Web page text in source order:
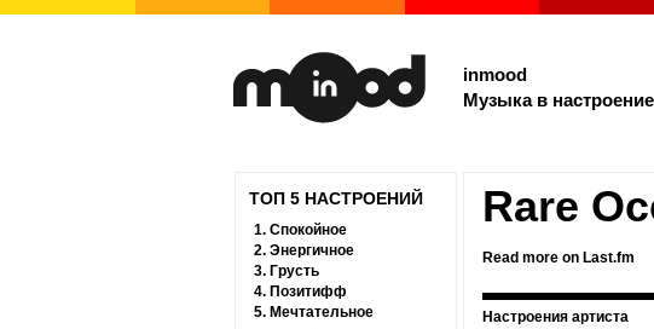
inmood
Музыка в настроение
ТОП 5 НАСТРОЕНИЙ
1. Спокойное
2. Энергичное
3. Грусть
4. Позитифф
5. Мечтательное
Rare
Read more on Last.fm
Настроения артиста